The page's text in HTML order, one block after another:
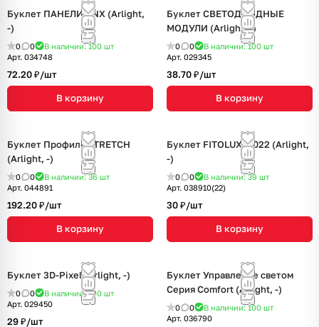
Буклет ПАНЕЛИ KNX (Arlight,
-)
0 0 В наличии: 100 шт
Арт. 034748
72.20 ₽/шт
В корзину
Буклет СВЕТОДИОДНЫЕ
МОДУЛИ (Arlight, -)
0 0 В наличии: 100 шт
Арт. 029345
38.70 ₽/шт
В корзину
Буклет Профиль STRETCH
(Arlight, -)
0 0 В наличии: 36 шт
Арт. 044891
192.20 ₽/шт
В корзину
Буклет FITOLUX. 2022 (Arlight,
-)
0 0 В наличии: 39 шт
Арт. 038910(22)
30 ₽/шт
В корзину
Буклет 3D-Pixel (Arlight, -)
0 0 В наличии: 100 шт
Арт. 029450
29 ₽/шт
Буклет Управление светом
Серия Comfort (Arlight, -)
0 0 В наличии: 100 шт
Арт. 036790